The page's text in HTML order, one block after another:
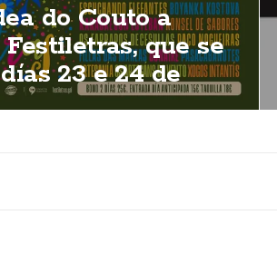
do Couto a
que se
23 e 24 de